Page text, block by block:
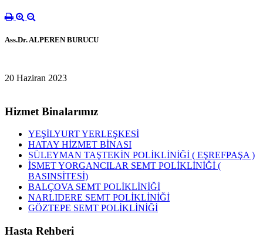
Ass.Dr. ALPEREN BURUCU
20 Haziran 2023
Hizmet Binalarımız
YEŞİLYURT YERLEŞKESİ
HATAY HİZMET BİNASI
SÜLEYMAN TAŞTEKİN POLİKLİNİĞİ ( EŞREFPAŞA )
İSMET YORGANCILAR SEMT POLİKLİNİĞİ (
BASINSİTESİ)
BALÇOVA SEMT POLİKLİNİĞİ
NARLIDERE SEMT POLİKLİNİĞİ
GÖZTEPE SEMT POLİKLİNİĞİ
Hasta Rehberi